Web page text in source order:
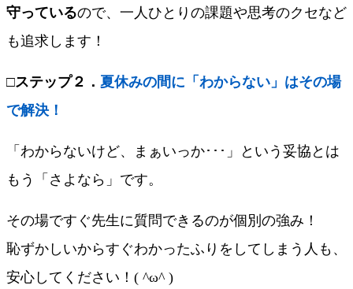
守っているので、一人ひとりの課題や思考のクセなど
も追求します！
□ステップ２． 夏休みの間に「わからない」はその場
で解決！
「わからないけど、まぁいっか･･･」という妥協とは
もう「さよなら」です。
その場ですぐ先生に質問できるのが個別の強み！
恥ずかしいからすぐわかったふりをしてしまう人も、
安心してください！( ^ω^ )